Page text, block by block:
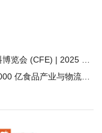
2025 广州预制食品产业展会
与物流优势服务全球食品企业